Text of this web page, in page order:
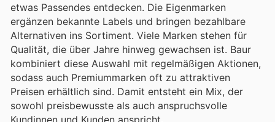
etwas Passendes entdecken. Die Eigenmarken
ergänzen bekannte Labels und bringen bezahlbare
Alternativen ins Sortiment. Viele Marken stehen für
Qualität, die über Jahre hinweg gewachsen ist. Baur
kombiniert diese Auswahl mit regelmäßigen Aktionen,
sodass auch Premiummarken oft zu attraktiven
Preisen erhältlich sind. Damit entsteht ein Mix, der
sowohl preisbewusste als auch anspruchsvolle
Kundinnen und Kunden anspricht.